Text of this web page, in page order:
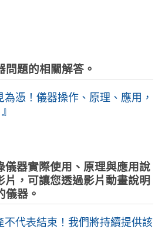
問題的相關解答。
憑！儀器操作、原理、應用，
儀器實際使用、原理與應用說
片，可讓您透過影片動畫說明
儀器。
不代表結束！我們將持續提供該